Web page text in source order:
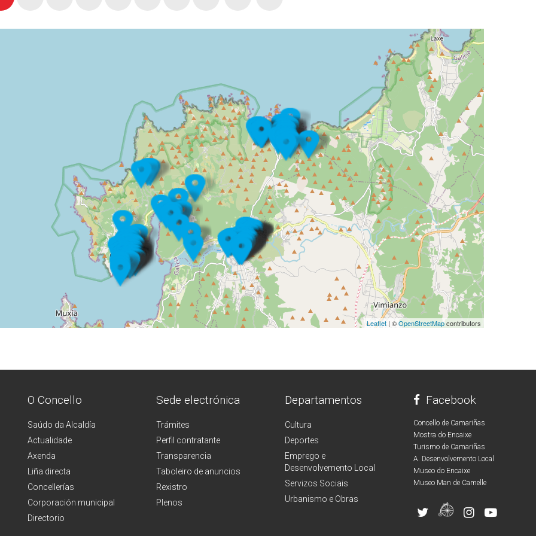
Leaflet | ©OpenStreetMapcontributors
O Concello
Saúdo da Alcaldía
Actualidade
Axenda
Liña directa
Concellerías
Corporación municipal
Directorio
Sede electrónica
Trámites
Perfil contratante
Transparencia
Taboleiro de anuncios
Rexistro
Plenos
Departamentos
Cultura
Deportes
Emprego e
Desenvolvemento Local
Servizos Sociais
Urbanismo e Obras
Facebook
Concello de Camariñas
Mostra do Encaixe
Turismo de Camariñas
A. Desenvolvemento Local
Museo do Encaixe
Museo Man de Camelle